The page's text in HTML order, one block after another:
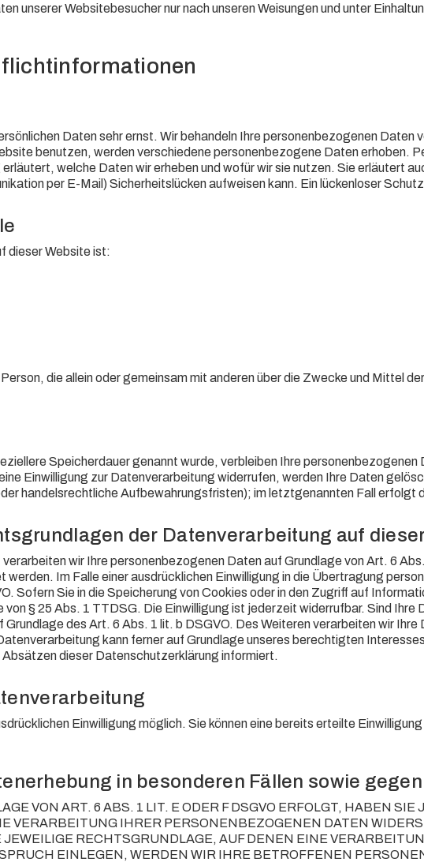
unserer Websitebesucher nur nach unseren Weisungen und unter
Daten sehr ernst. Wir behandeln Ihre personenbezogenen
benutzen, werden verschiedene personenbezogene Daten erhoben.
welche Daten wir erheben und wofür wir sie nutzen. Sie erläutert
per E-Mail) Sicherheitslücken aufweisen kann. Ein lückenloser
dieser Website ist:
die allein oder gemeinsam mit anderen über die Zwecke und Mittel
Speicherdauer genannt wurde, verbleiben Ihre
Einwilligung zur Datenverarbeitung widerrufen, werden Ihre Daten
handelsrechtliche Aufbewahrungsfristen); im letztgenannten Fall erfolgt
der Datenverarbeitung auf
wir Ihre personenbezogenen Daten auf Grundlage von Art. 6
Im Falle einer ausdrücklichen Einwilligung in die Übertragung
Sofern Sie in die Speicherung von Cookies oder in den Zugriff auf
§ 25 Abs. 1 TTDSG. Die Einwilligung ist jederzeit widerrufbar. Sind
des Art. 6 Abs. 1 lit. b DSGVO. Des Weiteren verarbeiten wir
kann ferner auf Grundlage unseres berechtigten
dieser Datenschutzerklärung informiert.
Einwilligung möglich. Sie können eine bereits erteilte
in besonderen Fällen sowie
VON ART. 6 ABS. 1 LIT. E ODER F DSGVO ERFOLGT, HABEN
VERARBEITUNG IHRER PERSONENBEZOGENEN DATEN
RECHTSGRUNDLAGE, AUF DENEN EINE
EINLEGEN, WERDEN WIR IHRE BETROFFENEN